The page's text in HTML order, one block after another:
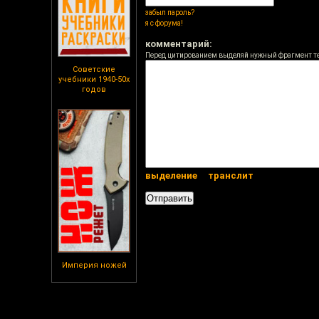
Советские
учебники 1940-50х
годов
Империя ножей
забыл пароль?
я с форума!
комментарий:
Перед цитированием выделяй нужный фрагмент
выделение транслит